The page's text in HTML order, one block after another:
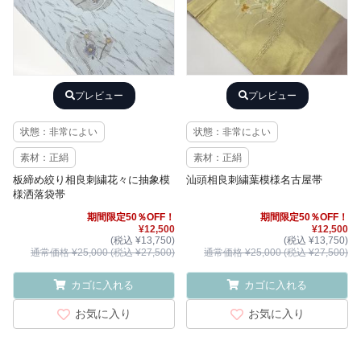
プレビュー
状態：非常によい
素材：正絹
板締め絞り相良刺繍花々に抽象模
様洒落袋帯
期間限定50％OFF！
¥12,500
(税込 ¥13,750)
通常価格 ¥25,000 (税込 ¥27,500)
カゴに入れる
お気に入り
プレビュー
状態：非常によい
素材：正絹
汕頭相良刺繍葉模様名古屋帯
期間限定50％OFF！
¥12,500
(税込 ¥13,750)
通常価格 ¥25,000 (税込 ¥27,500)
カゴに入れる
お気に入り